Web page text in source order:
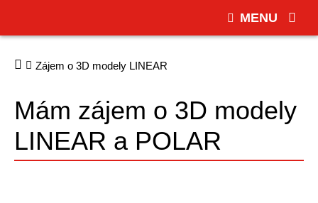
Zájem o 3D modely LINEAR
Mám zájem o 3D modely
LINEAR a POLAR
MENU